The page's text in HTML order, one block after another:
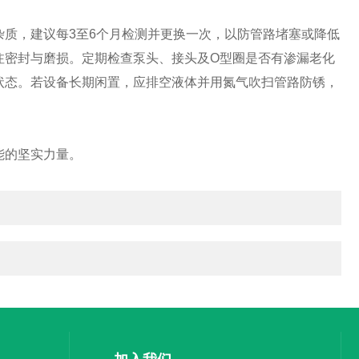
建议每3至6个月检测并更换一次，以防管路堵塞或降低
封与磨损。定期检查泵头、接头及O型圈是否有渗漏老化
。若设备长期闲置，应排空液体并用氮气吹扫管路防锈，
坚实力量。